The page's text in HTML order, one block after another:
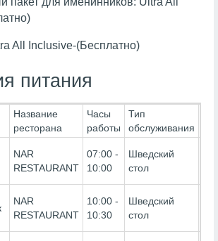
All Inclusive-(Бесплатно)
питания
Название
ресторана
Часы
работы
Тип
обслуживания
NAR
RESTAURANT
07:00 -
10:00
Шведский
стол
NAR
RESTAURANT
10:00 -
10:30
Шведский
стол